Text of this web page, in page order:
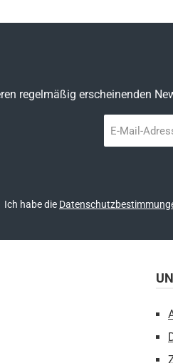
regelmäßig erscheinenden
Mail-
Ich habe die